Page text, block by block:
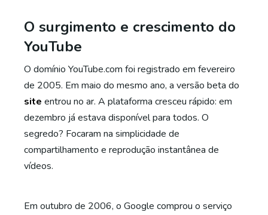
O surgimento e crescimento do
YouTube
O domínio YouTube.com foi registrado em fevereiro
de 2005. Em maio do mesmo ano, a versão beta do
site entrou no ar. A plataforma cresceu rápido: em
dezembro já estava disponível para todos. O
segredo? Focaram na simplicidade de
compartilhamento e reprodução instantânea de
vídeos.
Em outubro de 2006, o Google comprou o serviço